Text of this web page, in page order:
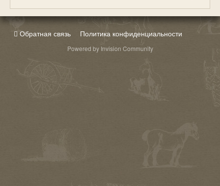
Обратная связь Политика конфиденциальности
Powered by Invision Community